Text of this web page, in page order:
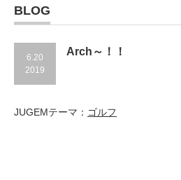
BLOG
6.20
2019
Arch～！！
JUGEMテーマ： ゴルフ